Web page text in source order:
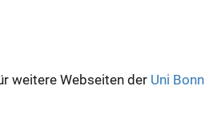
weitere Webseiten der Uni Bonn